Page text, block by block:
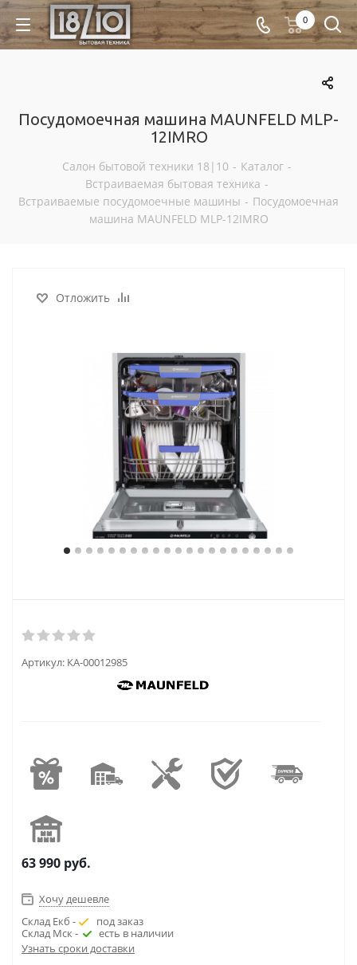
0
Посудомоечная машина MAUNFELD MLP-
12IMRO
Салон бытовой техники 18|10 - Каталог -
Встраиваемая бытовая техника -
Встраиваемые посудомоечные машины - Посудомоечная
машина MAUNFELD MLP-12IMRO
Отложить
Артикул: КА-00012985
63 990 руб.
Хочу дешевле
Склад Екб -
под заказ
Склад Мск -
есть в наличии
Узнать сроки доставки